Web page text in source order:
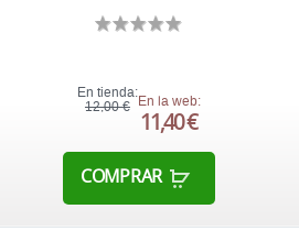
En tienda:
12,00 € En la web:
11,40 €
COMPRAR